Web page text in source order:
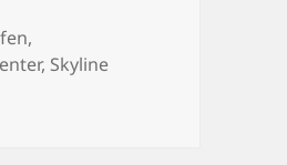
,
, Skyline
immer wieder